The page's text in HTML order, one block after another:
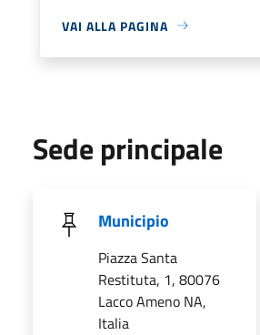
VAI ALLA PAGINA
Sede principale
Municipio
Piazza Santa
Restituta, 1, 80076
Lacco Ameno NA,
Italia